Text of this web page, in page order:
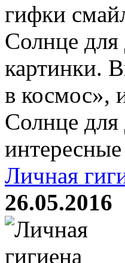
Солнце
картинки.
в космос»,
Солнце для
Личная
26.05.2016